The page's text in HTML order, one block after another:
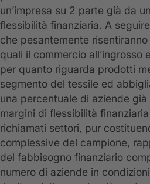
un’impresa su 2 parte già da
flessibilità finanziaria. A
che pesantemente
quali il commercio all’ingrosso
per quanto riguarda prodotti
segmento del tessile ed
una percentuale di aziende
margini di flessibilità
richiamati settori, pur
complessive del campione,
del fabbisogno finanziario
numero di aziende in